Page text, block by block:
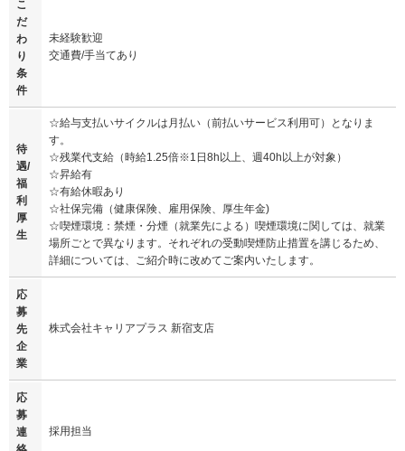
こ
だ
わ
り
条
件
未経験歓迎
交通費/手当てあり
待
遇/
福
利
厚
生
☆給与支払いサイクルは月払い（前払いサービス利用可）となりま
す。
☆残業代支給（時給1.25倍※1日8h以上、週40h以上が対象）
☆昇給有
☆有給休暇あり
☆社保完備（健康保険、雇用保険、厚生年金)
☆喫煙環境：禁煙・分煙（就業先による）喫煙環境に関しては、就業
場所ごとで異なります。それぞれの受動喫煙防止措置を講じるため、
詳細については、ご紹介時に改めてご案内いたします。
応
募
先
企
業
株式会社キャリアプラス 新宿支店
応
募
連
採用担当